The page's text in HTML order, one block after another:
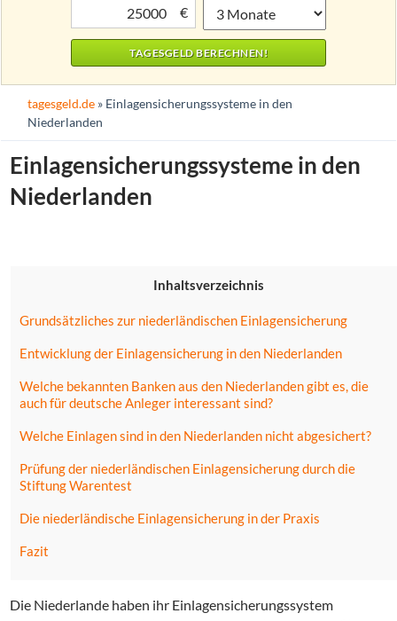
€
tagesgeld.de » Einlagensicherungssysteme in den
Niederlanden
Einlagensicherungssysteme in den
Niederlanden
Inhaltsverzeichnis
Grundsätzliches zur niederländischen Einlagensicherung
Entwicklung der Einlagensicherung in den Niederlanden
Welche bekannten Banken aus den Niederlanden gibt es, die
auch für deutsche Anleger interessant sind?
Welche Einlagen sind in den Niederlanden nicht abgesichert?
Prüfung der niederländischen Einlagensicherung durch die
Stiftung Warentest
Die niederländische Einlagensicherung in der Praxis
Fazit
Die Niederlande haben ihr Einlagensicherungssystem